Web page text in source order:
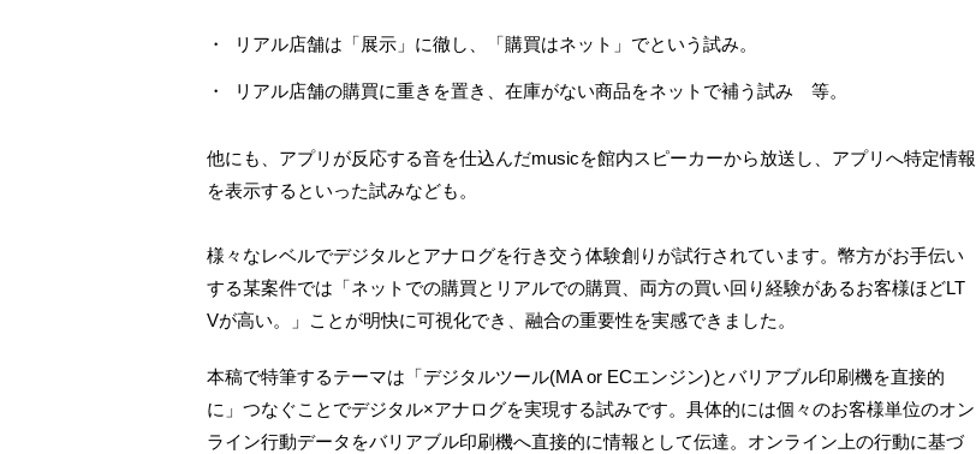
リアル店舗は「展示」に徹し、「購買はネット」でという試み。
リアル店舗の購買に重きを置き、在庫がない商品をネットで補う試み 等。
他にも、アプリが反応する音を仕込んだmusicを館内スピーカーから放送し、アプリへ特定情報
を表示するといった試みなども。
様々なレベルでデジタルとアナログを行き交う体験創りが試行されています。幣方がお手伝い
する某案件では「ネットでの購買とリアルでの購買、両方の買い回り経験があるお客様ほどLT
Vが高い。」ことが明快に可視化でき、融合の重要性を実感できました。
本稿で特筆するテーマは「デジタルツール(MA or ECエンジン)とバリアブル印刷機を直接的
に」つなぐことでデジタル×アナログを実現する試みです。具体的には個々のお客様単位のオン
ライン行動データをバリアブル印刷機へ直接的に情報として伝達。オンライン上の行動に基づ